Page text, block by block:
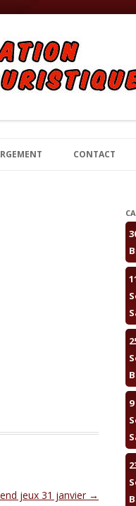
Tables à
CONTACT
jeux 31 janvier →